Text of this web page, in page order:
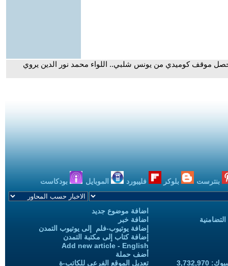
موقف كوميدي من يونس شلبي.. اللواء محمد نور الدين يروي
بنترست بلوكر فليبورد الموبايل بودكاست
اضافة موضوع جديد
اضافة خبر
إضافة يوتيوب-فلم إلى يوتيوب التمدن
إضافة كتاب إلى مكتبة التمدن
Add new article - English
أضف حملة
تعديل الموقع الفرعي للكاتب-ة